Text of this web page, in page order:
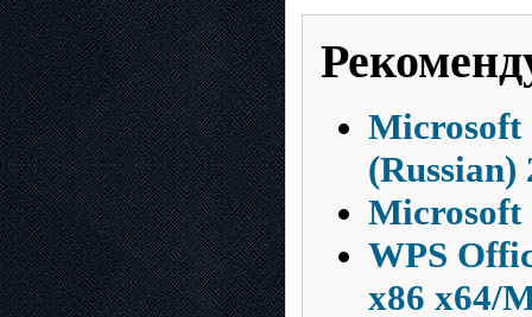
Microsoft
(Russian)
Microsoft
WPS
x86 x64/